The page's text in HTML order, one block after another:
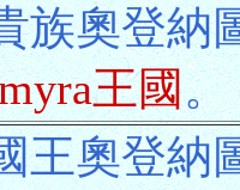
族奧登納
王國。
王奧登納